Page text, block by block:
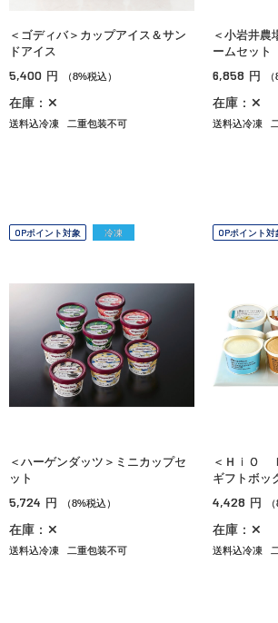
＜ゴディバ＞カップアイス＆サン
ドアイス
5,400 円 （8%税込）
在庫：✕
送料込冷凍 二重包装不可
＜小岩井農
ームセット
6,858 円
在庫：✕
送料込冷凍
OPポイント対象 冷凍
＜ハーゲンダッツ＞ミニカップセ
ット
5,724 円 （8%税込）
在庫：✕
送料込冷凍 二重包装不可
OPポイント対
＜ＨｉＯ
ギフトボッ
4,428 円
在庫：✕
送料込冷凍